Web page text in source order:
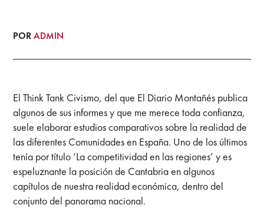
PORADMIN
El Think Tank Civismo, del que El Diario Montañés publica
algunos de sus informes y que me merece toda confianza,
suele elaborar estudios comparativos sobre la realidad de
las diferentes Comunidades en España. Uno de los últimos
tenía por título ‘La competitividad en las regiones’ y es
espeluznante la posición de Cantabria en algunos
capítulos de nuestra realidad económica, dentro del
conjunto del panorama nacional.